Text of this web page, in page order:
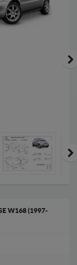
W168 (1997-